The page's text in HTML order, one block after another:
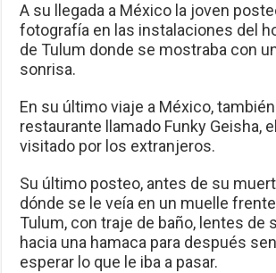
A su llegada a México la joven
fotografía en las instalaciones del
de Tulum donde se mostraba con
sonrisa.
En su último viaje a México,
restaurante llamado Funky Geisha,
visitado por los extranjeros.
Su último posteo, antes de su
dónde se le veía en un muelle
Tulum, con traje de baño, lentes de
hacia una hamaca para después
esperar lo que le iba a pasar.